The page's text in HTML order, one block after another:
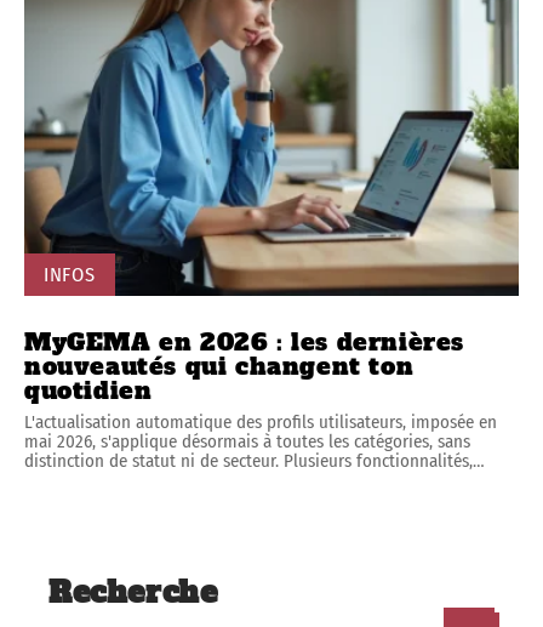
INFOS
MyGEMA en 2026 : les dernières
nouveautés qui changent ton
quotidien
L'actualisation automatique des profils utilisateurs, imposée en
mai 2026, s'applique désormais à toutes les catégories, sans
distinction de statut ni de secteur. Plusieurs fonctionnalités,…
Recherche